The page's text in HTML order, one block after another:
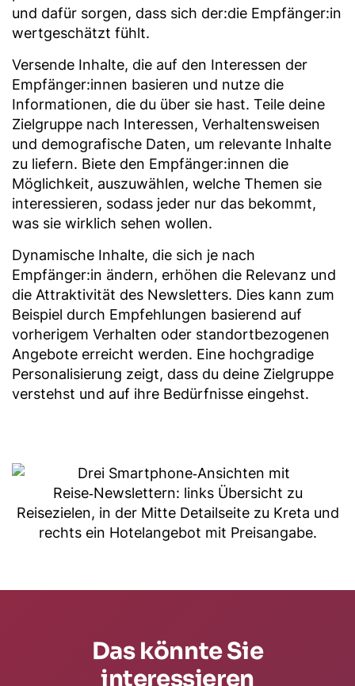
und dafür sorgen, dass sich der:die Empfänger:in
wertgeschätzt fühlt.
Versende Inhalte, die auf den Interessen der
Empfänger:innen basieren und nutze die
Informationen, die du über sie hast. Teile deine
Zielgruppe nach Interessen, Verhaltensweisen
und demografische Daten, um relevante Inhalte
zu liefern. Biete den Empfänger:innen die
Möglichkeit, auszuwählen, welche Themen sie
interessieren, sodass jeder nur das bekommt,
was sie wirklich sehen wollen.
Dynamische Inhalte, die sich je nach
Empfänger:in ändern, erhöhen die Relevanz und
die Attraktivität des Newsletters. Dies kann zum
Beispiel durch Empfehlungen basierend auf
vorherigem Verhalten oder standortbezogenen
Angebote erreicht werden. Eine hochgradige
Personalisierung zeigt, dass du deine Zielgruppe
verstehst und auf ihre Bedürfnisse eingehst.
Das könnte Sie
interessieren